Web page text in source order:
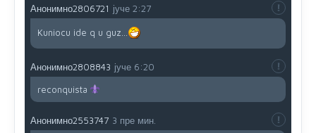
Анонимно2806721 јуче 2:27
Kuniocu ide q u guz...
Анонимно2808843 јуче 6:20
reconquista
Анонимно2553747 3 пре мин.